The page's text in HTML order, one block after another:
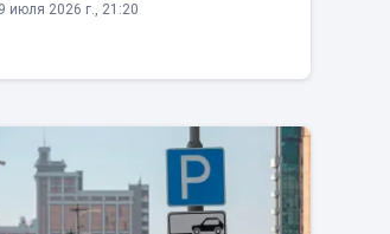
9 июля 2026 г., 21:20